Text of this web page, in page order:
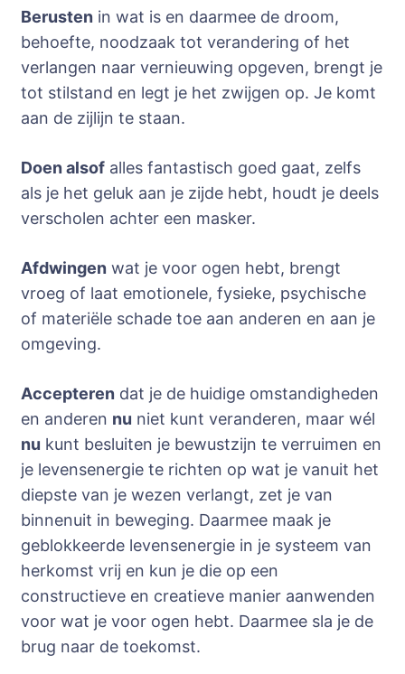
Berusten in wat is en daarmee de droom,
behoefte, noodzaak tot verandering of het
verlangen naar vernieuwing opgeven, brengt je
tot stilstand en legt je het zwijgen op. Je komt
aan de zijlijn te staan.
Doen alsof alles fantastisch goed gaat, zelfs
als je het geluk aan je zijde hebt, houdt je deels
verscholen achter een masker.
Afdwingen wat je voor ogen hebt, brengt
vroeg of laat emotionele, fysieke, psychische
of materiële schade toe aan anderen en aan je
omgeving.
Accepteren dat je de huidige omstandigheden
en anderen nu niet kunt veranderen, maar wél
nu kunt besluiten je bewustzijn te verruimen en
je levensenergie te richten op wat je vanuit het
diepste van je wezen verlangt, zet je van
binnenuit in beweging. Daarmee maak je
geblokkeerde levensenergie in je systeem van
herkomst vrij en kun je die op een
constructieve en creatieve manier aanwenden
voor wat je voor ogen hebt. Daarmee sla je de
brug naar de toekomst.